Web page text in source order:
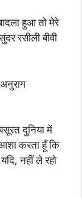
हुआ तो मेरे
रसीली बीवी
दुनिया में
करता हूँ कि
नहीं ले रहो